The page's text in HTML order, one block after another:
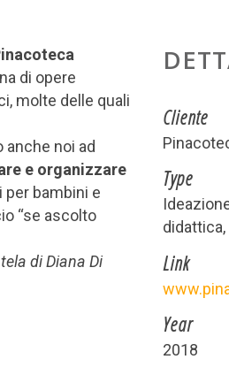
di opere
molte delle quali
noi ad
e organizzare
per bambini e
“se ascolto
di Diana Di
Cliente
Type
Link
Year
2018